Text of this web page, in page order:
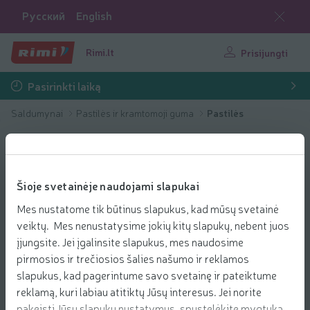
Šioje svetainėje naudojami slapukai
Mes nustatome tik būtinus slapukus, kad mūsų svetainė
veiktų. Mes nenustatysime jokių kitų slapukų, nebent juos
įjungsite. Jei įgalinsite slapukus, mes naudosime
pirmosios ir trečiosios šalies našumo ir reklamos
slapukus, kad pagerintume savo svetainę ir pateiktume
reklamą, kuri labiau atitiktų Jūsų interesus. Jei norite
Русский English
Rimi.lt Prisijungti
Pasirinkti laiką
Saldumynai Pastilės ir kramtomoji guma Pastilės